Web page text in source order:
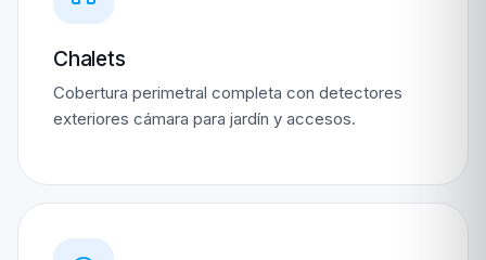
Chalets
Cobertura perimetral completa con detectores
exteriores cámara para jardín y accesos.